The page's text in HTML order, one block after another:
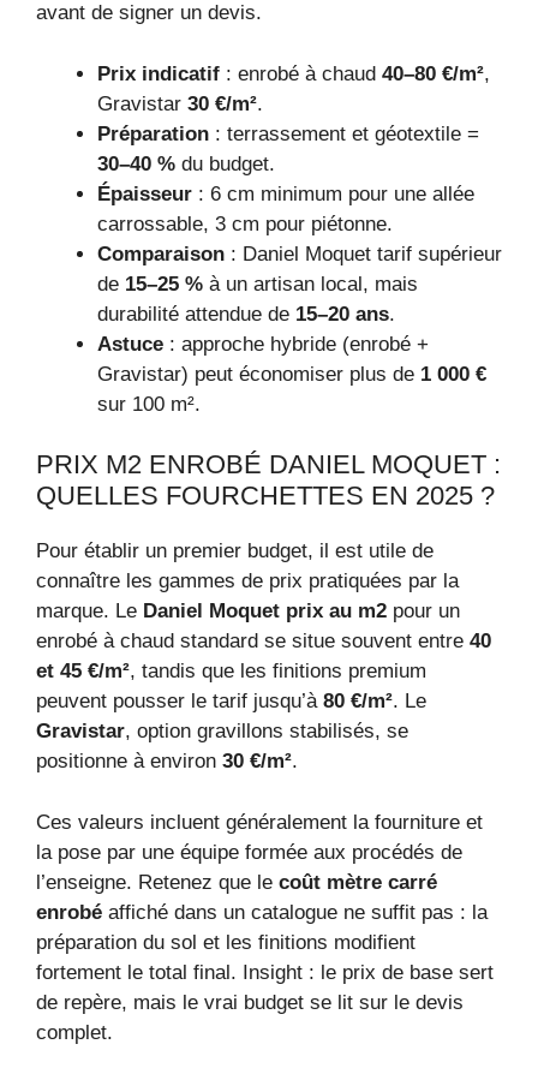
avant de signer un devis.
Prix indicatif : enrobé à chaud 40–80 €/m²,
Gravistar 30 €/m².
Préparation : terrassement et géotextile =
30–40 % du budget.
Épaisseur : 6 cm minimum pour une allée
carrossable, 3 cm pour piétonne.
Comparaison : Daniel Moquet tarif supérieur
de 15–25 % à un artisan local, mais
durabilité attendue de 15–20 ans.
Astuce : approche hybride (enrobé +
Gravistar) peut économiser plus de 1 000 €
sur 100 m².
PRIX M2 ENROBÉ DANIEL MOQUET :
QUELLES FOURCHETTES EN 2025 ?
Pour établir un premier budget, il est utile de
connaître les gammes de prix pratiquées par la
marque. Le Daniel Moquet prix au m2 pour un
enrobé à chaud standard se situe souvent entre 40
et 45 €/m², tandis que les finitions premium
peuvent pousser le tarif jusqu’à 80 €/m². Le
Gravistar, option gravillons stabilisés, se
positionne à environ 30 €/m².
Ces valeurs incluent généralement la fourniture et
la pose par une équipe formée aux procédés de
l’enseigne. Retenez que le coût mètre carré
enrobé affiché dans un catalogue ne suffit pas : la
préparation du sol et les finitions modifient
fortement le total final. Insight : le prix de base sert
de repère, mais le vrai budget se lit sur le devis
complet.